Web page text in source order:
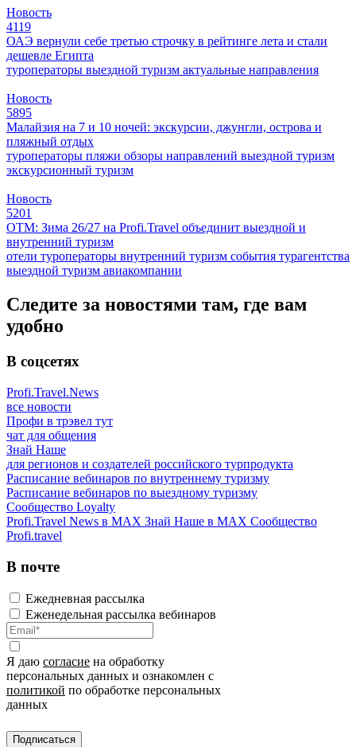
Новость
4119
ОАЭ вернули себе третью строчку в рейтинге лета и стали
дешевле Египта
туроператоры выездной туризм актуальные направления
Новость
5895
Малайзия на 7 и 10 ночей: экскурсии, джунгли, острова и
пляжный отдых
туроператоры пляжи обзоры направлений выездной туризм
экскурсионный туризм
Новость
5201
ОТМ: Зима 26/27 на Profi.Travel объединит выездной и
внутренний туризм
отели туроператоры внутренний туризм события турагентства
выездной туризм авиакомпании
Следите за новостями там, где вам
удобно
В соцсетях
Profi.Travel.News
все новости
Профи в трэвел тут
чат для общения
Знай Наше
для регионов и создателей российского турпродукта
Расписание вебинаров по внутреннему туризму
Расписание вебинаров по выездному туризму
Сообщество Loyalty
Profi.Travel News в MAX Знай Наше в MAX Сообщество
Profi.travel
В почте
Ежедневная рассылка
Еженедельная рассылка вебинаров
Я даю согласие на обработку
персональных данных и ознакомлен с
политикой по обработке персональных
данных
Подписаться